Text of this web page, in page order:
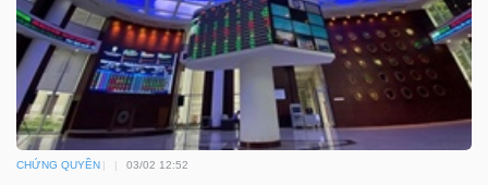
CHỨNG QUYỀN 03/02 12:52
Dịch
vụ
(-)